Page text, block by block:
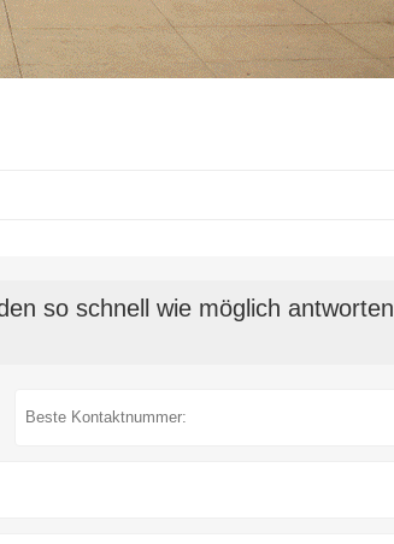
so schnell wie möglich antworten